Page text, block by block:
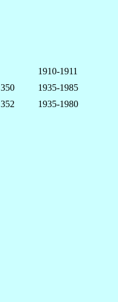
1910-1911
350 1935-1985
352 1935-1980